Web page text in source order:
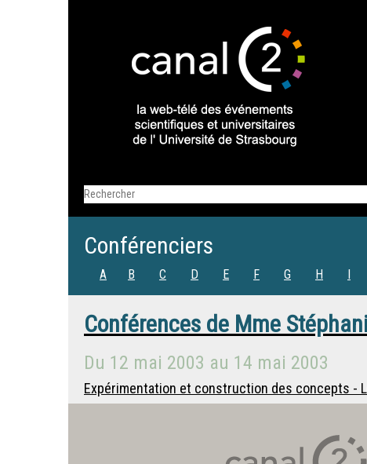
Conférenciers
A B C D E F G H I
Conférences de Mme
Du 12 mai 2003 au 14 mai 2003
Expérimentation et construction des concepts -